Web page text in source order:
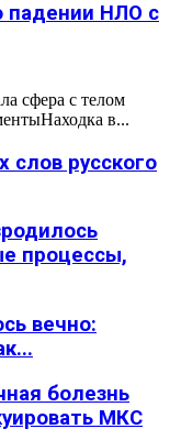
падении НЛО с
сфера с телом
в...
русского
процессы,
вечно:
болезнь
МКС